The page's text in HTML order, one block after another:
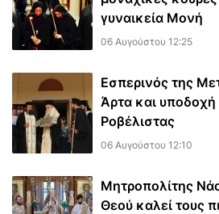
γυναικεία Μονή
06 Αυγούστου 12:25
Εσπερινός της
Άρτα και υποδοχή
Ροβέλιστας
06 Αυγούστου 12:10
Μητροπολίτης
Θεού καλεί τους